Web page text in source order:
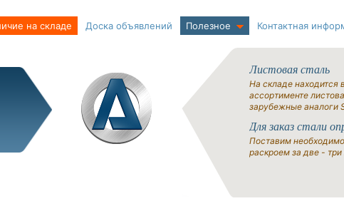
на складе Доска объявлений Полезное Контактная
Листовая сталь
На складе находится
ассортименте
зарубежные аналоги
Для заказ стали
Поставим
раскроем за две - три